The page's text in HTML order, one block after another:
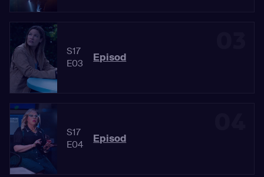
S17
E03
Episod
S17
E04
Episod